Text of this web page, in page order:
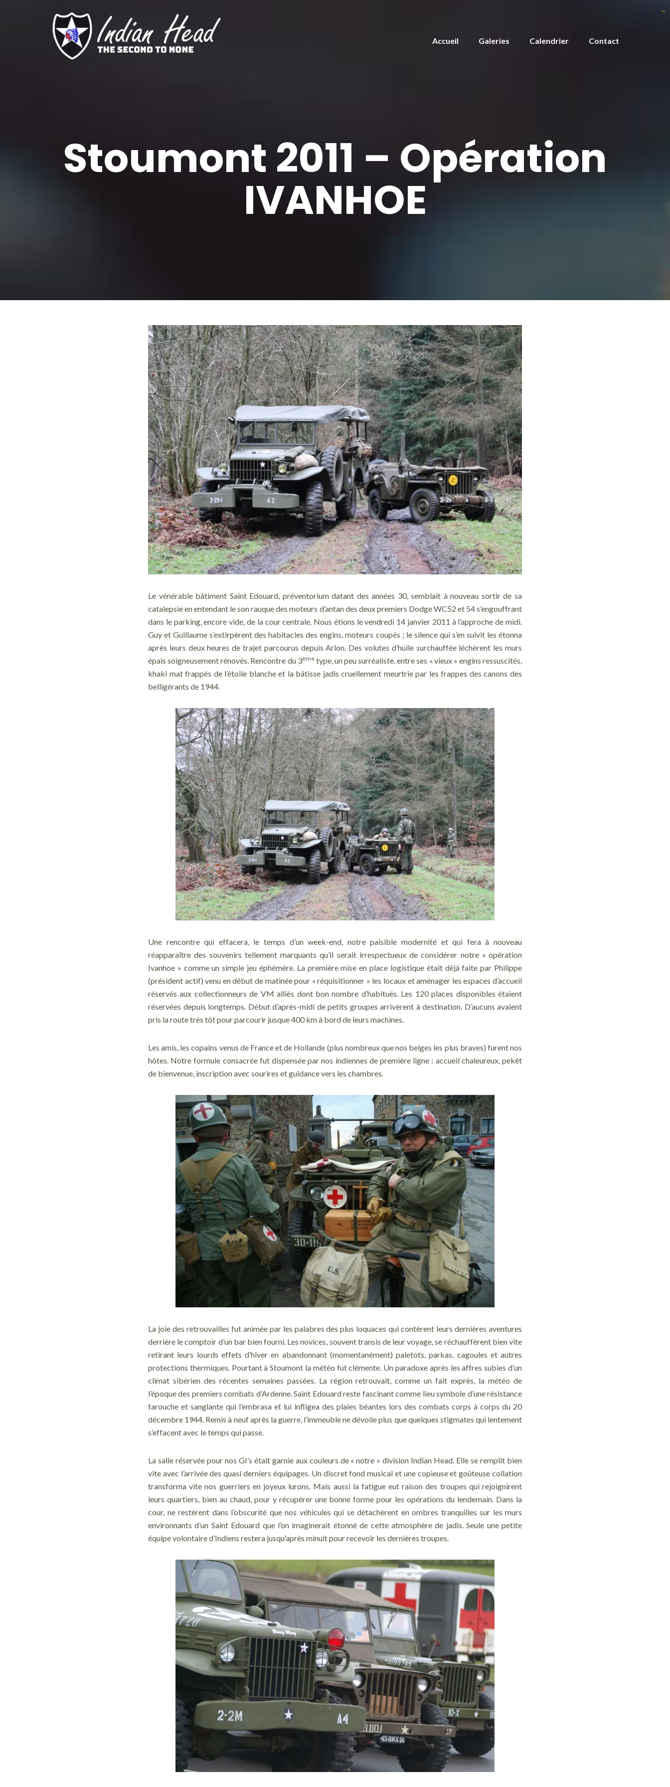
Accueil Galeries Calendrier Contact
Stoumont 2011 – Opération
IVANHOE
Le vénérable bâtiment Saint Edouard, préventorium datant des années 30, semblait à nouveau sortir de sa
catalepsie en entendant le son rauque des moteurs d’antan des deux premiers Dodge WC52 et 54 s’engouffrant
dans le parking, encore vide, de la cour centrale. Nous étions le vendredi 14 janvier 2011 à l’approche de midi.
Guy et Guillaume s’extirpèrent des habitacles des engins, moteurs coupés ; le silence qui s’en suivit les étonna
après leurs deux heures de trajet parcourus depuis Arlon. Des volutes d’huile surchauffée léchèrent les murs
épais soigneusement rénovés. Rencontre du 3èmetype, un peu surréaliste, entre ses « vieux » engins ressuscités,
khaki mat frappés de l’étoile blanche et la bâtisse jadis cruellement meurtrie par les frappes des canons des
belligérants de 1944.
Une rencontre qui effacera, le temps d’un week-end, notre paisible modernité et qui fera à nouveau
réapparaître des souvenirs tellement marquants qu’il serait irrespectueux de considérer notre « opération
Ivanhoe » comme un simple jeu éphémère. La première mise en place logistique était déjà faite par Philippe
(président actif) venu en début de matinée pour « réquisitionner » les locaux et aménager les espaces d’accueil
réservés aux collectionneurs de VM alliés dont bon nombre d’habitués. Les 120 places disponibles étaient
réservées depuis longtemps. Début d’après-midi de petits groupes arrivèrent à destination. D’aucuns avaient
pris la route très tôt pour parcourir jusque 400 km à bord de leurs machines.
Les amis, les copains venus de France et de Hollande (plus nombreux que nos belges les plus braves) furent nos
hôtes. Notre formule consacrée fut dispensée par nos indiennes de première ligne : accueil chaleureux, pekêt
de bienvenue, inscription avec sourires et guidance vers les chambres.
La joie des retrouvailles fut animée par les palabres des plus loquaces qui contèrent leurs dernières aventures
derrière le comptoir d’un bar bien fourni. Les novices, souvent transis de leur voyage, se réchauffèrent bien vite
retirant leurs lourds effets d’hiver en abandonnant (momentanément) paletots, parkas, cagoules et autres
protections thermiques. Pourtant à Stoumont la météo fut clémente. Un paradoxe après les affres subies d’un
climat sibérien des récentes semaines passées. La région retrouvait, comme un fait exprès, la météo de
l’époque des premiers combats d’Ardenne. Saint Edouard reste fascinant comme lieu symbole d’une résistance
farouche et sanglante qui l’embrasa et lui infligea des plaies béantes lors des combats corps à corps du 20
décembre 1944. Remis à neuf après la guerre, l’immeuble ne dévoile plus que quelques stigmates qui lentement
s’effacent avec le temps qui passe.
La salle réservée pour nos GI’s était garnie aux couleurs de « notre » division Indian Head. Elle se remplit bien
vite avec l’arrivée des quasi derniers équipages. Un discret fond musical et une copieuse et goûteuse collation
transforma vite nos guerriers en joyeux lurons. Mais aussi la fatigue eut raison des troupes qui rejoignirent
leurs quartiers, bien au chaud, pour y récupérer une bonne forme pour les opérations du lendemain. Dans la
cour, ne restèrent dans l’obscurité que nos véhicules qui se détachèrent en ombres tranquilles sur les murs
environnants d’un Saint Edouard que l’on imaginerait étonné de cette atmosphère de jadis. Seule une petite
équipe volontaire d’Indiens restera jusqu’après minuit pour recevoir les dernières troupes.